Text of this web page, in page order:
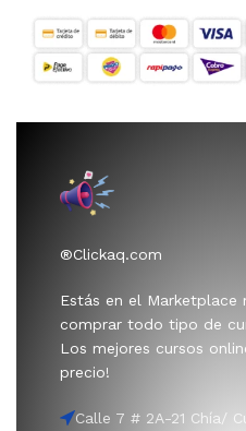
®Clickaq.com
Estás en el
comprar todo tipo de
Los mejores cursos
precio!
Calle 7 # 2A-21 Chía/